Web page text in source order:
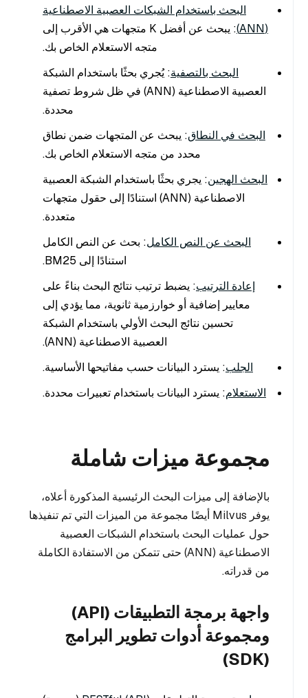
البحث باستخدام الشبكات العصبية الاصطناعية
(ANN)
: يبحث عن أفضل K متجهات هي الأقرب إلى
متجه الاستعلام الخاص بك.
البحث بالتصفية: يُجري بحثًا باستخدام الشبكة
العصبية الاصطناعية (ANN) في ظل شروط تصفية
محددة.
البحث في النطاق: يبحث عن المتجهات ضمن نطاق
محدد من متجه الاستعلام الخاص بك.
البحث الهجين: يجري بحثًا باستخدام الشبكة العصبية
الاصطناعية (ANN) استنادًا إلى حقول متجهات
متعددة.
البحث عن النص الكامل: بحث عن النص الكامل
استنادًا إلى BM25.
إعادة الترتيب: يضبط ترتيب نتائج البحث بناءً على
معايير إضافية أو خوارزمية ثانوية، مما يؤدي إلى
تحسين نتائج البحث الأولي باستخدام الشبكة
العصبية الاصطناعية (ANN).
الجلب: يسترد البيانات حسب مفاتيحها الأساسية.
الاستعلام: يسترد البيانات باستخدام تعبيرات محددة.
مجموعة ميزات شاملة
بالإضافة إلى ميزات البحث الرئيسية المذكورة أعلاه،
يوفر Milvus أيضًا مجموعة من الميزات التي تم تنفيذها
حول عمليات البحث باستخدام الشبكات العصبية
الاصطناعية (ANN) حتى تتمكن من الاستفادة الكاملة
من قدراته.
واجهة برمجة التطبيقات (API)
ومجموعة أدوات تطوير البرامج
(SDK)